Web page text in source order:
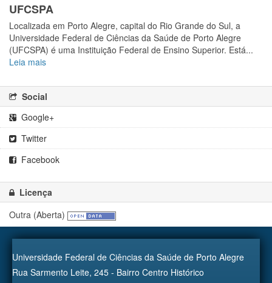
UFCSPA
Localizada em Porto Alegre, capital do Rio Grande do Sul, a
Universidade Federal de Ciências da Saúde de Porto Alegre
(UFCSPA) é uma Instituição Federal de Ensino Superior. Está...
Leia mais
Social
Google+
Twitter
Facebook
Licença
Outra (Aberta)
Universidade Federal de Ciências da Saúde de Porto Alegre
Rua Sarmento Leite, 245 - Bairro Centro Histórico